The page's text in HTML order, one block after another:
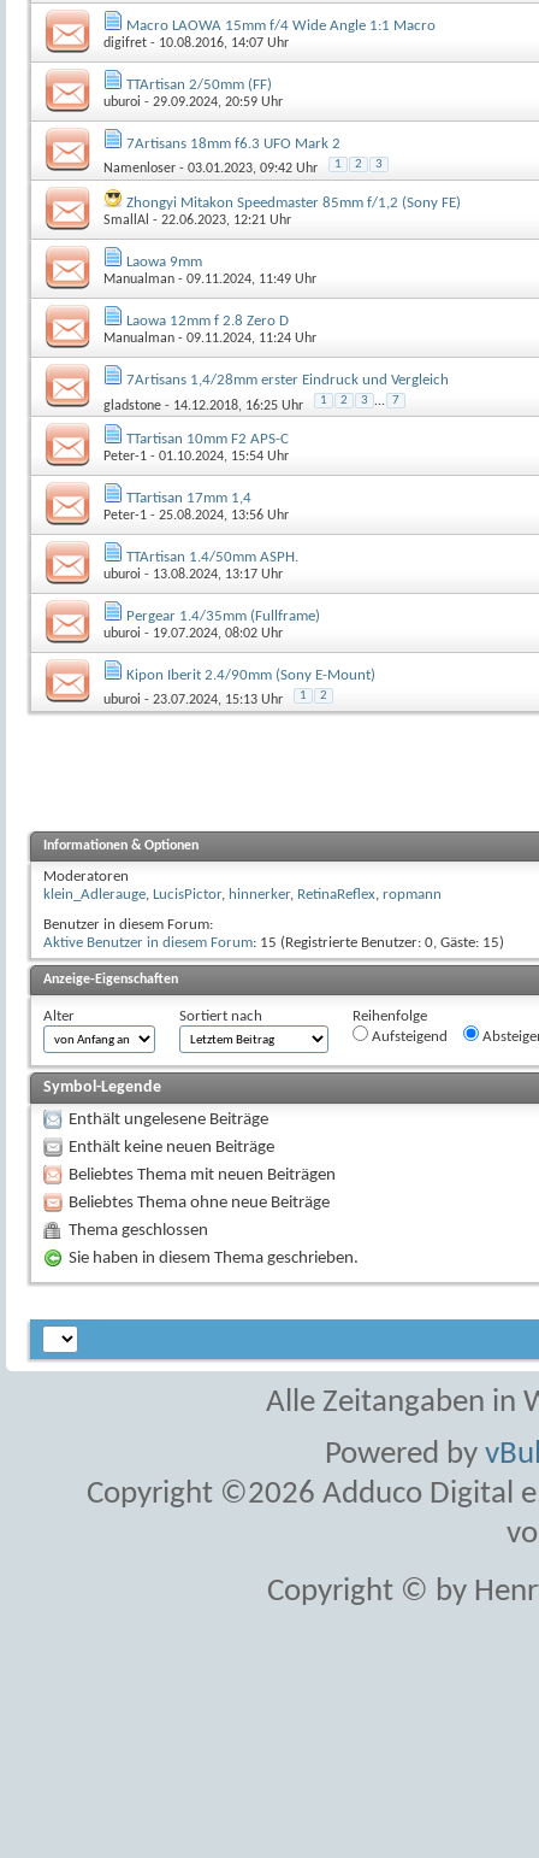
Macro LAOWA 15mm f/4 Wide Angle 1:1 Macro
digifret - 10.08.2016, 14:07 Uhr
TTArtisan 2/50mm (FF)
uburoi - 29.09.2024, 20:59 Uhr
7Artisans 18mm f6.3 UFO Mark 2
Namenloser - 03.01.2023, 09:42 Uhr 1 2 3
Zhongyi Mitakon Speedmaster 85mm f/1,2 (Sony FE)
SmallAl - 22.06.2023, 12:21 Uhr
Laowa 9mm
Manualman - 09.11.2024, 11:49 Uhr
Laowa 12mm f 2.8 Zero D
Manualman - 09.11.2024, 11:24 Uhr
7Artisans 1,4/28mm erster Eindruck und Vergleich
gladstone - 14.12.2018, 16:25 Uhr 1 2 3 ... 7
TTartisan 10mm F2 APS-C
Peter-1 - 01.10.2024, 15:54 Uhr
TTartisan 17mm 1,4
Peter-1 - 25.08.2024, 13:56 Uhr
TTArtisan 1.4/50mm ASPH.
uburoi - 13.08.2024, 13:17 Uhr
Pergear 1.4/35mm (Fullframe)
uburoi - 19.07.2024, 08:02 Uhr
Kipon Iberit 2.4/90mm (Sony E-Mount)
uburoi - 23.07.2024, 15:13 Uhr 1 2
Informationen & Optionen
Moderatoren
klein_Adlerauge, LucisPictor, hinnerker, RetinaReflex, ropmann
Benutzer in diesem Forum:
Aktive Benutzer in diesem Forum: 15 (Registrierte Benutzer: 0, Gäste: 15)
Anzeige-Eigenschaften
Alter Sortiert nach
Reihenfolge
Aufsteigend
Symbol-Legende
Enthält ungelesene Beiträge
Enthält keine neuen Beiträge
Beliebtes Thema mit neuen Beiträgen
Beliebtes Thema ohne neue Beiträge
Thema geschlossen
Sie haben in diesem Thema geschrieben.
Alle Zeitangaben in
Powered by
Copyright ©2026 Adduco Digital
Copyright © by